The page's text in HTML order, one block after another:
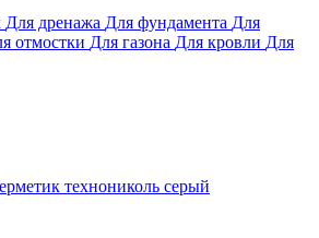
Для дренажа Для фундамента Для
отмостки Для газона Для кровли Для
технониколь серый